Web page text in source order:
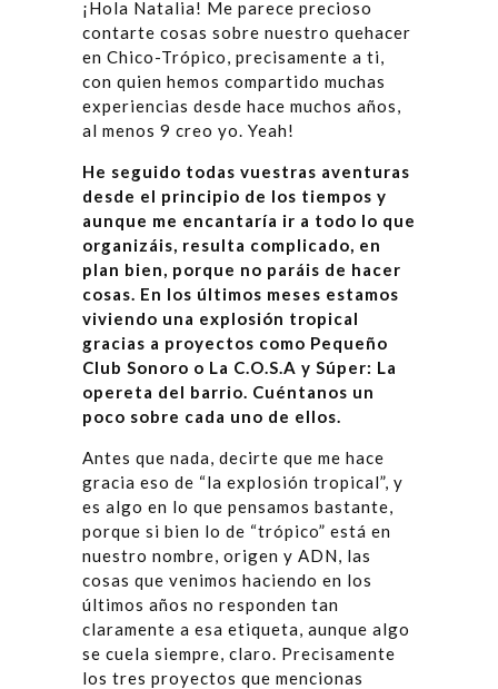
¡Hola Natalia! Me parece precioso
contarte cosas sobre nuestro quehacer
en Chico-Trópico, precisamente a ti,
con quien hemos compartido muchas
experiencias desde hace muchos años,
al menos 9 creo yo. Yeah!
He seguido todas vuestras aventuras
desde el principio de los tiempos y
aunque me encantaría ir a todo lo que
organizáis, resulta complicado, en
plan bien, porque no paráis de hacer
cosas. En los últimos meses estamos
viviendo una explosión tropical
gracias a proyectos como Pequeño
Club Sonoro o La C.O.S.A y Súper: La
opereta del barrio. Cuéntanos un
poco sobre cada uno de ellos.
Antes que nada, decirte que me hace
gracia eso de “la explosión tropical”, y
es algo en lo que pensamos bastante,
porque si bien lo de “trópico” está en
nuestro nombre, origen y ADN, las
cosas que venimos haciendo en los
últimos años no responden tan
claramente a esa etiqueta, aunque algo
se cuela siempre, claro. Precisamente
los tres proyectos que mencionas